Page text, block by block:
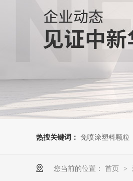
热搜关键词： 免喷涂塑料颗粒
您当前的位置： 首页 >